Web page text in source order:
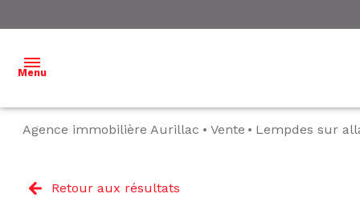
Menu
BIENS À
Agence immobilière Aurillac Vente Lempdes sur
Retour aux résultats